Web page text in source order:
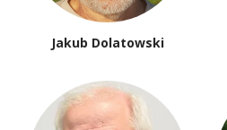
Jakub Dolatowski